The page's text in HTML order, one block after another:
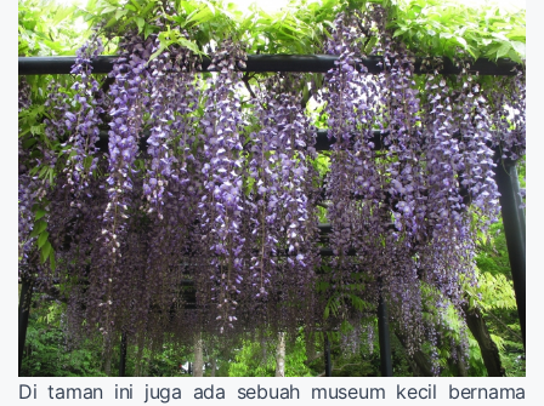
Di taman ini juga ada sebuah museum kecil bernama